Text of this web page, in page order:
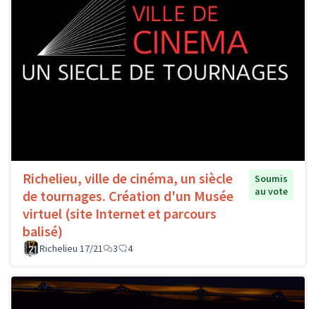
Richelieu, ville de cinéma, un siècle
de tournages. Création d'un Musée
virtuel (site Internet et parcours
balisé)
Soumis
au vote
Richelieu 17/21 3 4